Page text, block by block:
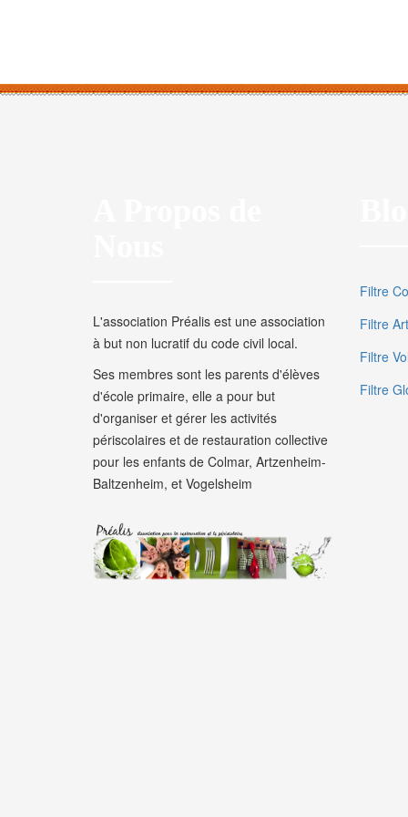
L'association Préalis est une association
à but non lucratif du code civil local.
Ses membres sont les parents d'élèves
d'école primaire, elle a pour but
d'organiser et gérer les activités
périscolaires et de restauration collective
pour les enfants de Colmar, Artzenheim-
Baltzenheim, et Vogelsheim
Filtre
Filtre
Filtre
Filtre